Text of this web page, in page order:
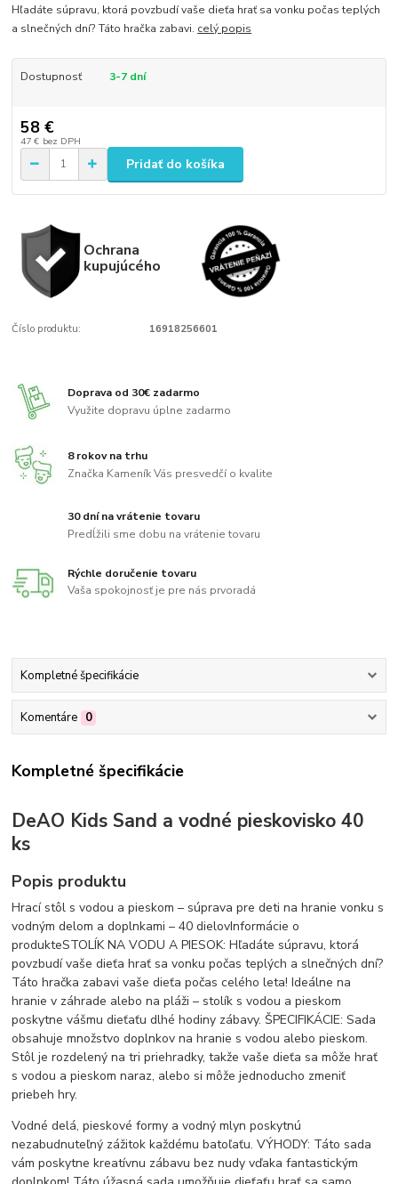
Hľadáte súpravu, ktorá povzbudí vaše dieťa hrať sa vonku počas teplých
a slnečných dní? Táto hračka zabavi. celý popis
Dostupnosť 3-7 dní
58 €
47 € bez DPH
Pridať do košíka
Ochrana
kupujúcého
Číslo produktu: 16918256601
Doprava od 30€ zadarmo
Využite dopravu úplne zadarmo
8 rokov na trhu
Značka Kameník Vás presvedčí o kvalite
30 dní na vrátenie tovaru
Predĺžili sme dobu na vrátenie tovaru
Rýchle doručenie tovaru
Vaša spokojnosť je pre nás prvoradá
Kompletné špecifikácie
Komentáre 0
Kompletné špecifikácie
DeAO Kids Sand a vodné pieskovisko 40
ks
Popis produktu
Hrací stôl s vodou a pieskom – súprava pre deti na hranie vonku s
vodným delom a doplnkami – 40 dielovInformácie o
produkteSTOLÍK NA VODU A PIESOK: Hľadáte súpravu, ktorá
povzbudí vaše dieťa hrať sa vonku počas teplých a slnečných dní?
Táto hračka zabavi vaše dieťa počas celého leta! Ideálne na
hranie v záhrade alebo na pláži – stolík s vodou a pieskom
poskytne vášmu dieťaťu dlhé hodiny zábavy. ŠPECIFIKÁCIE: Sada
obsahuje množstvo doplnkov na hranie s vodou alebo pieskom.
Stôl je rozdelený na tri priehradky, takže vaše dieťa sa môže hrať
s vodou a pieskom naraz, alebo si môže jednoducho zmeniť
priebeh hry.
Vodné delá, pieskové formy a vodný mlyn poskytnú
nezabudnuteľný zážitok každému batoľaťu. VÝHODY: Táto sada
vám poskytne kreatívnu zábavu bez nudy vďaka fantastickým